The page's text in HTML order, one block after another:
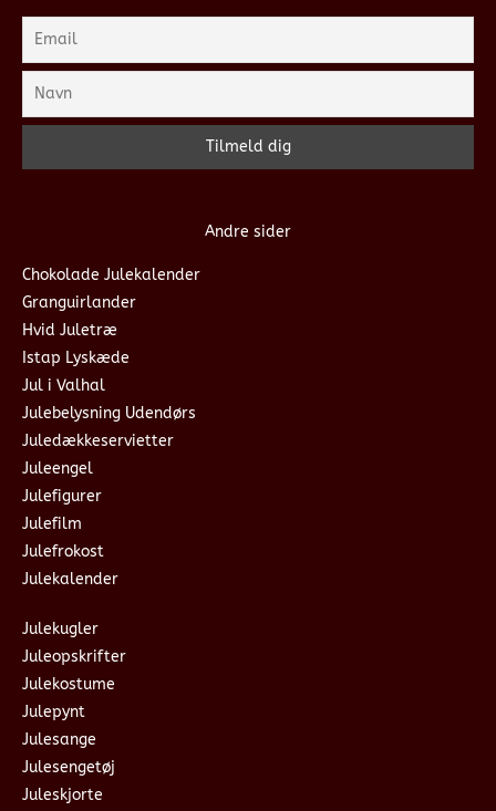
Andre sider
Chokolade Julekalender
Granguirlander
Hvid Juletræ
Istap Lyskæde
Jul i Valhal
Julebelysning Udendørs
Juledækkeservietter
Juleengel
Julefigurer
Julefilm
Julefrokost
Julekalender
Julekugler
Juleopskrifter
Julekostume
Julepynt
Julesange
Julesengetøj
Juleskjorte